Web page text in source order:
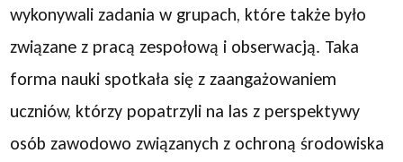
wykonywali zadania w grupach, które także było
związane z pracą zespołową i obserwacją. Taka
forma nauki spotkała się z zaangażowaniem
uczniów, którzy popatrzyli na las z perspektywy
osób zawodowo związanych z ochroną środowiska